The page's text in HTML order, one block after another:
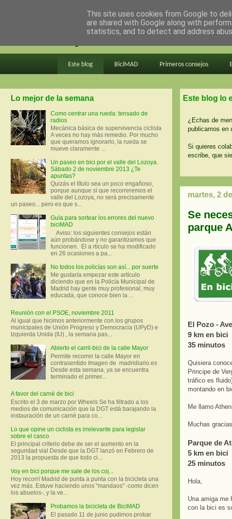
en bici por madrid
Este blog BiciMAD Primeros consejos
Este blog lo
¿Echas de
publicamos en
Si quieres
escribe, que
martes, 2
Se
parque
El Pozo -
9 km en bici
35 minutos
Quisiera
Principe de
tráfico es
montando en
Me llamo
Muchas
Parque de
5 km en bici
25 minutos
Hola,
Una amiga me
con la bici es
Lo mejor de la semana
Como centrar una rueda: tensado de
radios
Mecánica básica de supervivencia ciclista
A veces no hay más remedio. Por mucho
que queramos ignorarlo, la rueda se
mueve claramente ...
Un paseo en bici por el valle del Lozoya.
Sábado 2 de noviembre 2013 ¿Te
apuntas?
Quizás el título sea un poco engañoso,
porque aunque sí que recorreremos el
valle del Lozoya, no será precisamente
un paseo... pero es que s...
Guía para sortear los errores del nuevo
biciMAD
Aviso: los siguientes consejos están
aún probándose y no garantizamos que
funcionen. El a rtículo se ha modificado
en 26 ocasiones a pa...
No todos los policías son así... por suerte
Me gustaría empezar este artículo
diciendo que en la Policía Municipal de
Madrid hay gente muy profesional, muy
educada, que conoce bien la ...
Reunión con el PSOE, noviembre 2011
Al igual que hicimos anteriormente con los grupos
municipales de Unión Progreso y Democracia (UPyD) e
Izquierda Unida (IU) , la semana pas...
Abierto el carril-bici de la calle Mayor
Permite recorrer la calle Mayor en
contrasentido Imagen de madridiario.es
Desde esta semana, ya se encuentra
terminado el primer...
A favor del carné de bici
Escrito el 3 de marzo por Wheels Se ha filtrado a los
medios de comunicación que la DGT está barajando la
instauración de un carné para co...
Lo que opine un ciclista es irrelevante para legislar
sobre el casco
El principal criterio debe de ser el aumento en la
seguridad vial Desde que la DGT lanzó en Febrero de
2013 la propuesta de que todo ci...
Voy en bici porque me sale de los coj...
Hoy recorrí Madrid de punta a punta con la bicicleta una
vez más. Estuve haciendo unos "mandaos" -como dicen
los abuelos-, y la ve...
Probamos la bicicleta de BiciMAD
El pasado 11 de junio pudimos probar
This site uses cookies from Google to
are shared with Google along with
statistics, and to detect and address